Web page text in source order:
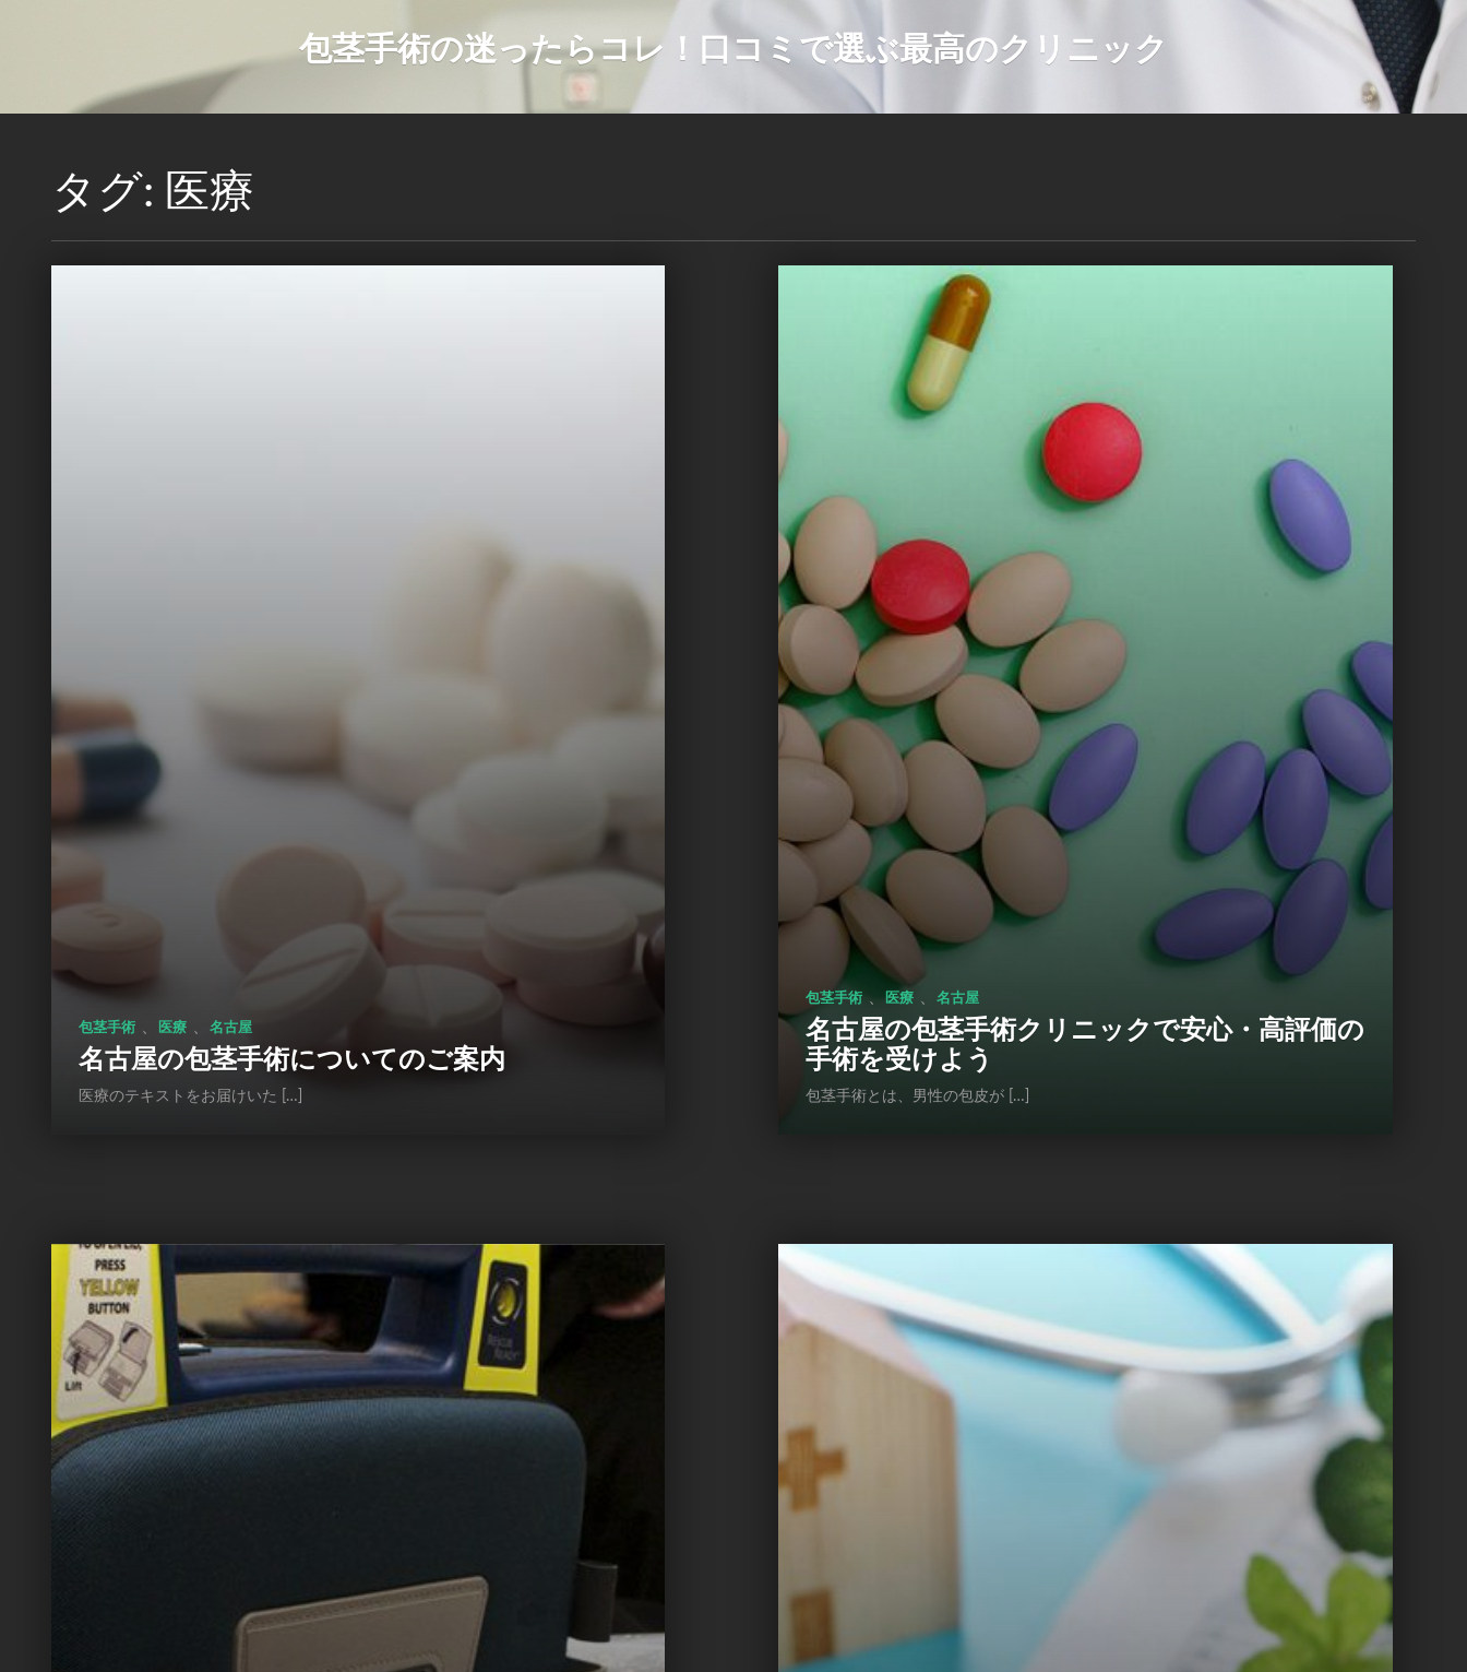
包茎手術の迷ったらコレ！口コミで選ぶ最高のクリニック
タグ: 医療
包茎手術 医療 名古屋
名古屋の包茎手術についてのご案内
医療のテキストをお届けいた […]
包茎手術 、 医療 、名古屋
名古屋の包茎手術クリニックで安心・高評価の
手術を受けよう
包茎手術とは、男性の包皮が […]